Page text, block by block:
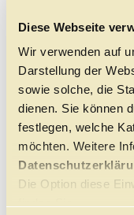
Diese Webseite
Wir verwenden auf
Darstellung der
sowie solche, die
dienen. Sie können
festlegen, welche
möchten. Weitere
Die Option diese
DAS
SPIELSTÄTTE
Staatsoper, Großes
DAUER
150 Min
PAUSE
1 Pause / 1. Teil: 75
Ab 13 Jahren /